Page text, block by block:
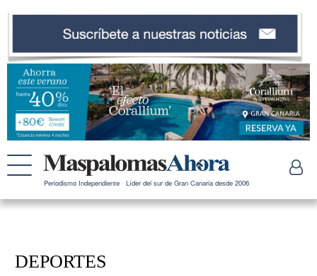
Periodismo Independiente · Líder del sur de Gran Canaria desde 2006
DEPORTES